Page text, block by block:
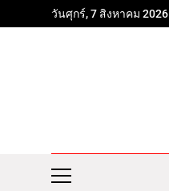
วันศุกร์, 7 สิงหาคม 2026